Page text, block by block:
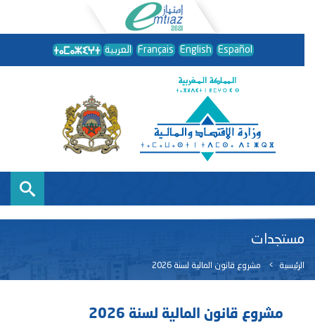
العربية Français English Español
مستجدات
الرئيسية مشروع قانون المالية لسنة 2026
مشروع قانون المالية لسنة 2026